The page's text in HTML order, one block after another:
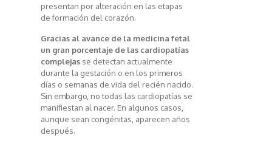
presentan por alteración en las etapas
de formación del corazón.
Gracias al avance de la medicina fetal
un gran porcentaje de las cardiopatías
complejasse detectan actualmente
durante la gestación o en los primeros
días o semanas de vida del recién nacido.
Sin embargo, no todas las cardiopatías se
manifiestan al nacer. En algunos casos,
aunque sean congénitas, aparecen años
después.